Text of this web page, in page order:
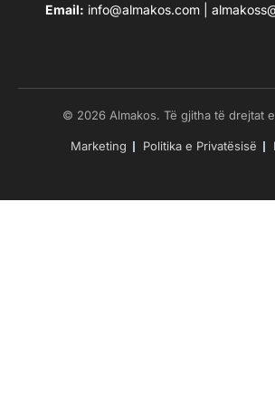
Email: info@almakos.com
© 2026 Almakos. Të gjitha të drejtat
Marketing Politika e Privatësisë